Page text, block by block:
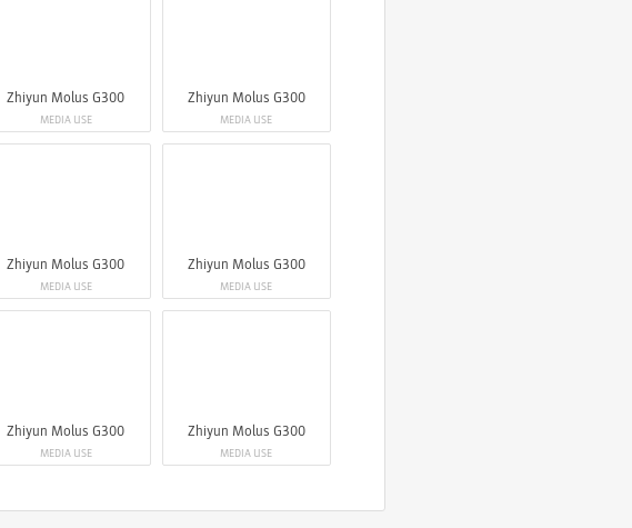
Zhiyun Molus G300
MEDIA USE
Zhiyun Molus G300
MEDIA USE
Zhiyun Molus G300
MEDIA USE
Zhiyun Molus G300
MEDIA USE
Zhiyun Molus G300
MEDIA USE
Zhiyun Molus G300
MEDIA USE